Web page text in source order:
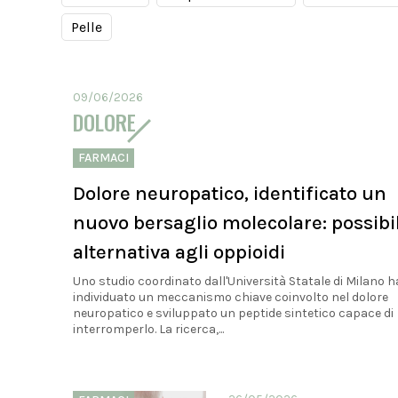
Pelle
09/06/2026
DOLORE
FARMACI
Dolore neuropatico, identificato un
nuovo bersaglio molecolare:
alternativa agli oppioidi
Uno studio coordinato dall'Università Statale di Milano
individuato un meccanismo chiave coinvolto nel dolore
neuropatico e sviluppato un peptide sintetico capace di
interromperlo. La ricerca,...